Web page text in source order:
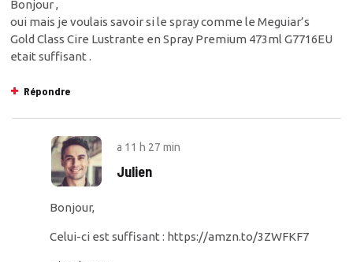
Bonjour ,
oui mais je voulais savoir si le spray comme le Meguiar’s
Gold Class Cire Lustrante en Spray Premium 473ml G7716EU
etait suffisant .
Répondre
a 11 h 27 min
Julien
Bonjour,
Celui-ci est suffisant : https://amzn.to/3ZWFKF7